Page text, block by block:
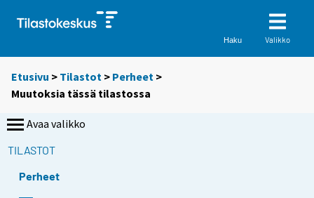
Haku Valikko
Etusivu > Tilastot > Perheet >
Muutoksia tässä tilastossa
Avaa valikko
TILASTOT
Perheet